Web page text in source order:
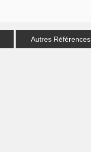
Autres Références